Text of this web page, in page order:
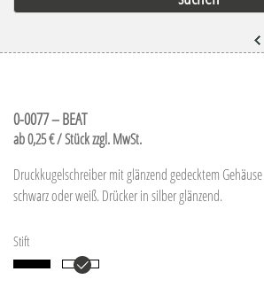
0-0077 – BEAT
ab 0,25 € / Stück zzgl. MwSt.
Druckkugelschreiber mit glänzend gedecktem
schwarz oder weiß. Drücker in silber glänzend.
Stift